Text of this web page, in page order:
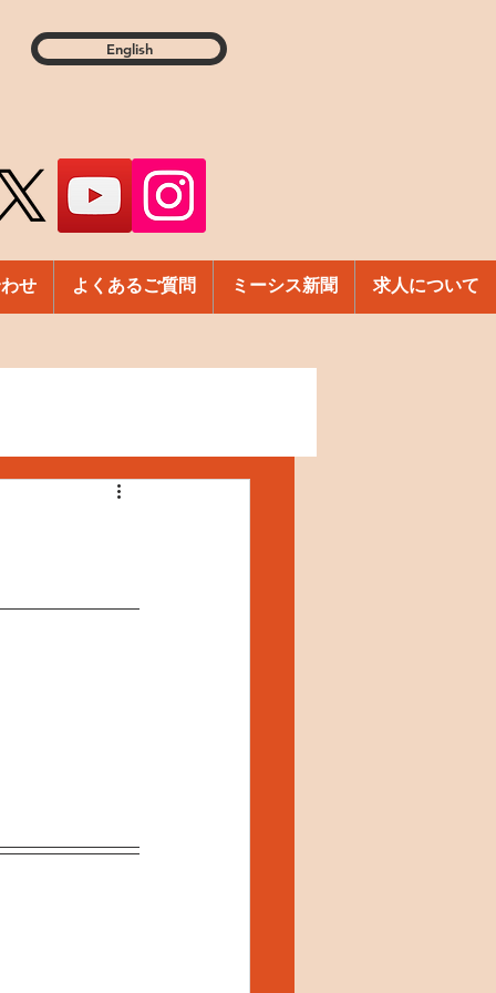
English
せ よくあるご質問 ミーシス新聞 求人について